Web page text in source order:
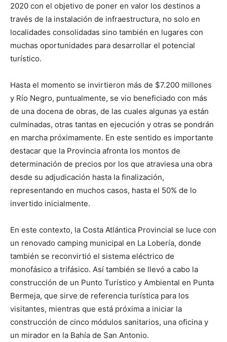
2020 con el objetivo de poner en valor los destinos a
través de la instalación de infraestructura, no solo en
localidades consolidadas sino también en lugares con
muchas oportunidades para desarrollar el potencial
turístico.
Hasta el momento se invirtieron más de $7.200 millones
y Río Negro, puntualmente, se vio beneficiado con más
de una docena de obras, de las cuales algunas ya están
culminadas, otras tantas en ejecución y otras se pondrán
en marcha próximamente. En este sentido es importante
destacar que la Provincia afronta los montos de
determinación de precios por los que atraviesa una obra
desde su adjudicación hasta la finalización,
representando en muchos casos, hasta el 50% de lo
invertido inicialmente.
En este contexto, la Costa Atlántica Provincial se luce con
un renovado camping municipal en La Lobería, donde
también se reconvirtió el sistema eléctrico de
monofásico a trifásico. Así también se llevó a cabo la
construcción de un Punto Turístico y Ambiental en Punta
Bermeja, que sirve de referencia turística para los
visitantes, mientras que está próxima a iniciar la
construcción de cinco módulos sanitarios, una oficina y
un mirador en la Bahía de San Antonio.